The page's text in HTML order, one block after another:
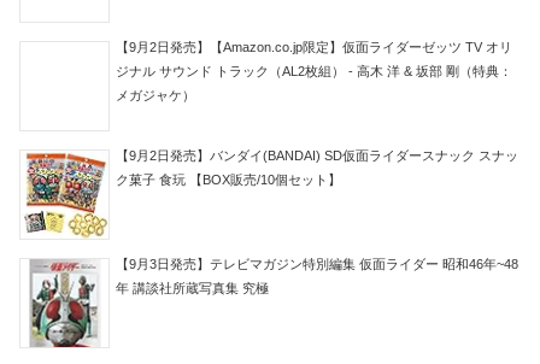
【9月2日発売】【Amazon.co.jp限定】仮面ライダーゼッツ TV オリ
ジナル サウンド トラック（AL2枚組） - 高木 洋 & 坂部 剛（特典：
メガジャケ）
【9月2日発売】バンダイ(BANDAI) SD仮面ライダースナック スナッ
ク菓子 食玩 【BOX販売/10個セット】
【9月3日発売】テレビマガジン特別編集 仮面ライダー 昭和46年~48
年 講談社所蔵写真集 究極